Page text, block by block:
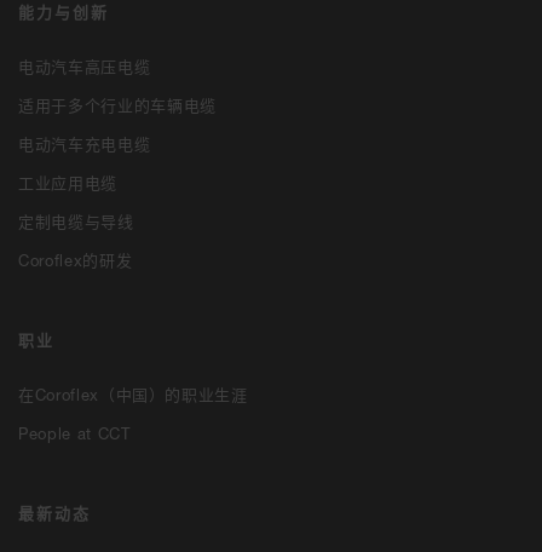
能力与创新
电动汽车高压电缆
适用于多个行业的车辆电缆
电动汽车充电电缆
工业应用电缆
定制电缆与导线
Coroflex的研发
职业
在Coroflex（中国）的职业生涯
People at CCT
最新动态